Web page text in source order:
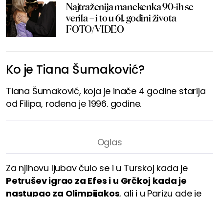
Najtraženija manekenka 90-ih se
verila – i to u 61. godini života
FOTO/VIDEO
Ko je Tiana Šumaković?
Tiana Šumaković, koja je inače 4 godine starija
od Filipa, rođena je 1996. godine.
Za njihovu ljubav čulo se i u Turskoj kada je
Petrušev igrao za Efes i u Grčkoj kada je
nastupao za Olimpijakos, ali i u Parizu gde je